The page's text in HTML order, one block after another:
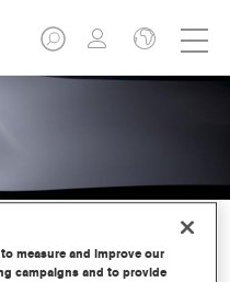
measure and improve our
campaigns and to provide